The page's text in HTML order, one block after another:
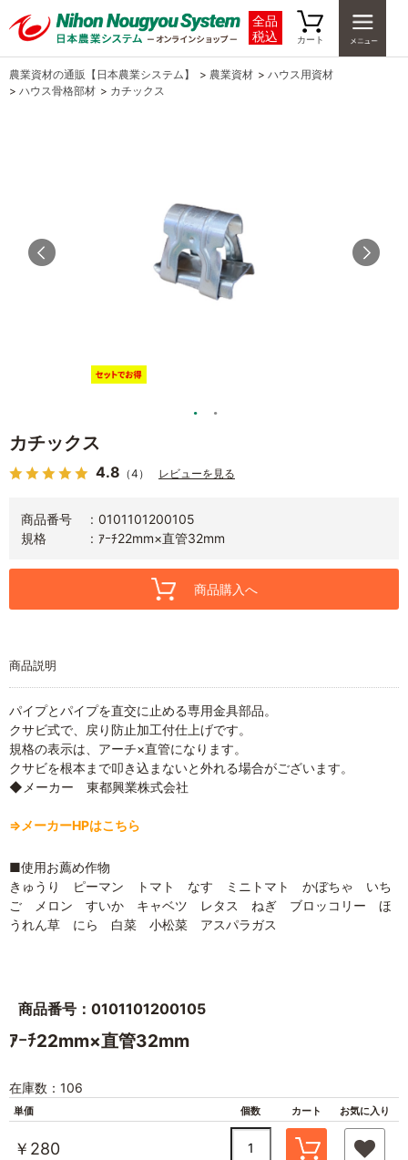
全品
税込
カート
農業資材の通販【日本農業システム】 > 農業資材 > ハウス用資材
> ハウス骨格部材 > カチックス
カチックス
4.8 （4） レビューを見る
商品番号
0101101200105
規格
ｱｰﾁ22mm×直管32mm
商品購入へ
商品説明
パイプとパイプを直交に止める専用金具部品。
クサビ式で、戻り防止加工付仕上げです。
規格の表示は、アーチ×直管になります。
クサビを根本まで叩き込まないと外れる場合がございます。
◆メーカー 東都興業株式会社
⇒メーカーHPはこちら
■使用お薦め作物
きゅうり ピーマン トマト なす ミニトマト かぼちゃ いち
ご メロン すいか キャベツ レタス ねぎ ブロッコリー ほ
うれん草 にら 白菜 小松菜 アスパラガス
商品番号：0101101200105
ｱｰﾁ22mm×直管32mm
在庫数：106
単価 個数 カート お気に入り
￥280